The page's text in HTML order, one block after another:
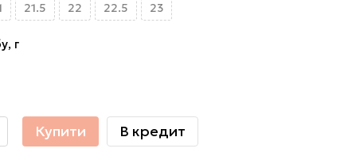
21.5 22 22.5 23
г
Купити В кредит